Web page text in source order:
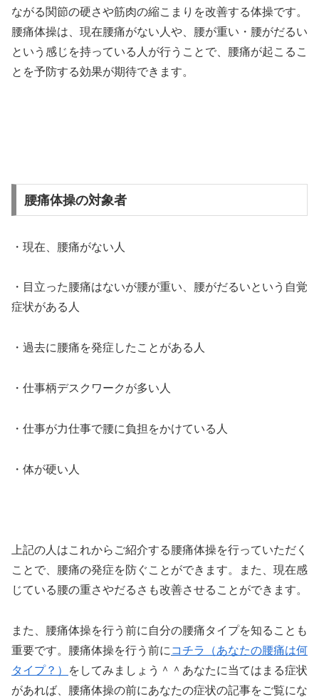
ながる関節の硬さや筋肉の縮こまりを改善する体操です。
腰痛体操は、現在腰痛がない人や、腰が重い・腰がだるい
という感じを持っている人が行うことで、腰痛が起こるこ
とを予防する効果が期待できます。
腰痛体操の対象者
・現在、腰痛がない人
・目立った腰痛はないが腰が重い、腰がだるいという自覚
症状がある人
・過去に腰痛を発症したことがある人
・仕事柄デスクワークが多い人
・仕事が力仕事で腰に負担をかけている人
・体が硬い人
上記の人はこれからご紹介する腰痛体操を行っていただく
ことで、腰痛の発症を防ぐことができます。また、現在感
じている腰の重さやだるさも改善させることができます。
また、腰痛体操を行う前に自分の腰痛タイプを知ることも
重要です。腰痛体操を行う前に コチラ（あなたの腰痛は何
タイプ？）
をしてみましょう＾＾あなたに当てはまる症状
があれば、腰痛体操の前にあなたの症状の記事をご覧にな